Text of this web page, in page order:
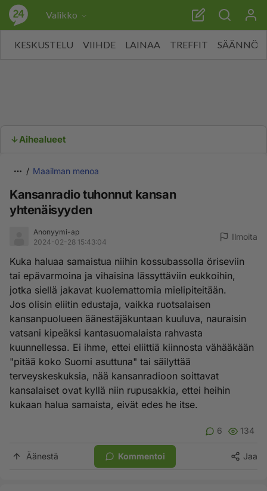
Valikko
KESKUSTELU VIIHDE LAINAA TREFFIT SÄÄNNÖT
Aihealueet
Maailman menoa
Kansanradio tuhonnut kansan
yhtenäisyyden
Anonyymi-ap
2024-02-28 15:43:04
Ilmoita
Kuka haluaa samaistua niihin kossubassolla öriseviin
tai epävarmoina ja vihaisina lässyttäviin eukkoihin,
jotka siellä jakavat kuolemattomia mielipiteitään.
Jos olisin eliitin edustaja, vaikka ruotsalaisen
kansanpuolueen äänestäjäkuntaan kuuluva, nauraisin
vatsani kipeäksi kantasuomalaista rahvasta
kuunnellessa. Ei ihme, ettei eliittiä kiinnosta vähääkään
"pitää koko Suomi asuttuna" tai säilyttää
terveyskeskuksia, nää kansanradioon soittavat
kansalaiset ovat kyllä niin rupusakkia, ettei heihin
kukaan halua samaista, eivät edes he itse.
6 134
Äänestä Kommentoi Jaa